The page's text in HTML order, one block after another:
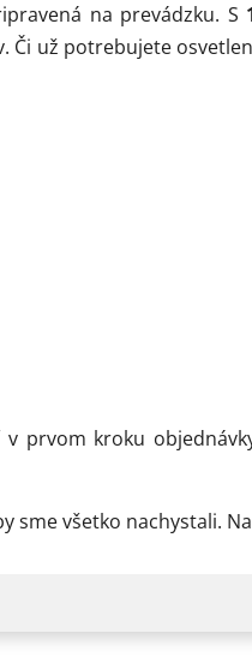
na prevádzku. S
už potrebujete
prvom kroku
sme všetko nachystali.
a eventov. Bez spamu.